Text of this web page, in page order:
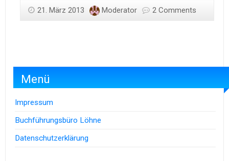
21. März 2013 Moderator 2 Comments
Menü
Impressum
Buchführungsbüro Löhne
Datenschutzerklärung